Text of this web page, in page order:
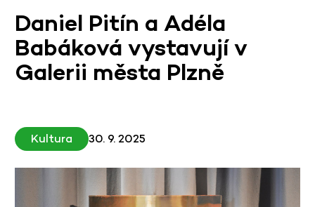
Daniel Pitín a Adéla
Babáková vystavují v
Galerii města Plzně
Kultura 30. 9. 2025